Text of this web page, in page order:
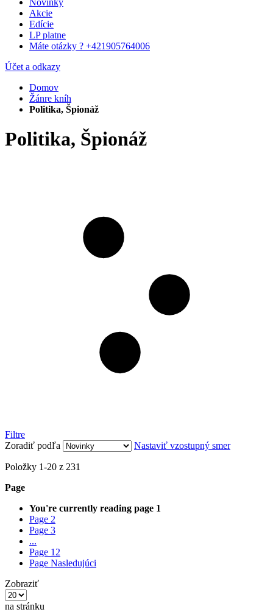
Novinky
Akcie
Edície
LP platne
Máte otázky ? +421905764006
Účet a odkazy
Domov
Žánre kníh
Politika, Špionáž
Politika, Špionáž
Filtre
Zoradiť podľa
Nastaviť vzostupný smer
Položky 1-20 z 231
Page
You're currently reading page 1
Page 2
Page 3
...
Page 12
Page Nasledujúci
Zobraziť
na stránku